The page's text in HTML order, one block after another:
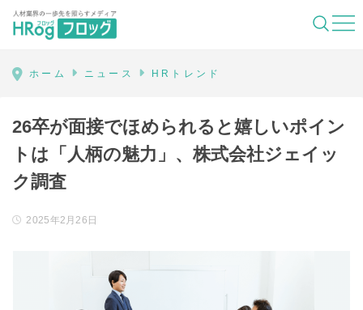
HRog | 人材業界の一歩先を照らすメディ
ホーム ニュース HRトレンド
26卒が面接でほめられると嬉しいポイン
トは「人柄の魅力」、株式会社ジェイッ
ク調査
2025年2月26日